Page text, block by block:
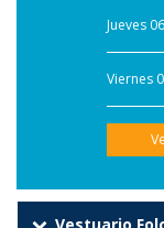
Jueves
Viernes